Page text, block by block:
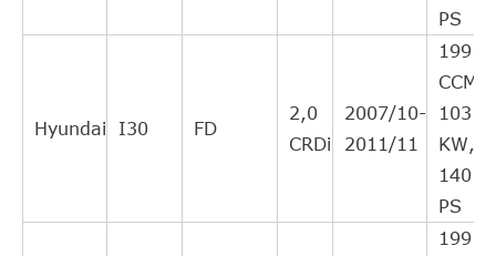
3
TRIPLE
CSC05
Intercambio
cruzado
1
4
PS
Hyundai I30 FD
2,0
CRDi
2007/10-
2011/11
1991
CCM,
103
KW,
140
PS
1991